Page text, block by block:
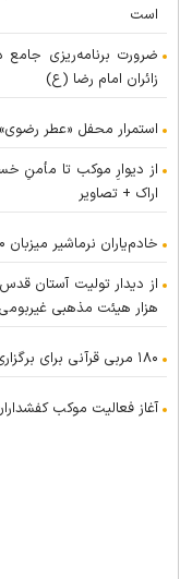
است
ضرورت برنامه‌ریزی
زائران امام رضا (ع)
استمرار محفل «عطر رضوی» پس از ۱۵۵
از دیوارِ موکب تا مأمنِ
اراک + تصاویر
خادم‌یاران نرماشیر میزبان ۱۰۰ هزار زائر در مسیر اربعین بودند
هزار هیئت مذهبی
۱۸۰ مربی قرآنی برای برگزاری محفل فرشتگان مقاومت آماده شدند
آغاز فعالیت موکب